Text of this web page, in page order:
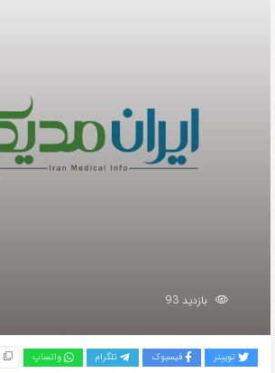
بازدید 93
توییتر فیسبوک تلگرام واتساپ